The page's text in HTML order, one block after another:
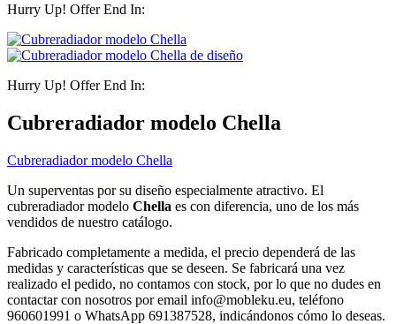
Hurry Up! Offer End In:
Hurry Up! Offer End In:
Cubreradiador modelo Chella
Cubreradiador modelo Chella
Un superventas por su diseño especialmente atractivo. El
cubreradiador modelo Chella es con diferencia, uno de los más
vendidos de nuestro catálogo.
Fabricado completamente a medida, el precio dependerá de las
medidas y características que se deseen. Se fabricará una vez
realizado el pedido, no contamos con stock, por lo que no dudes en
contactar con nosotros por email info@mobleku.eu, teléfono
960601991 o WhatsApp 691387528, indicándonos cómo lo deseas.